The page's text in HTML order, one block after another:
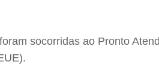
socorridas ao Pronto